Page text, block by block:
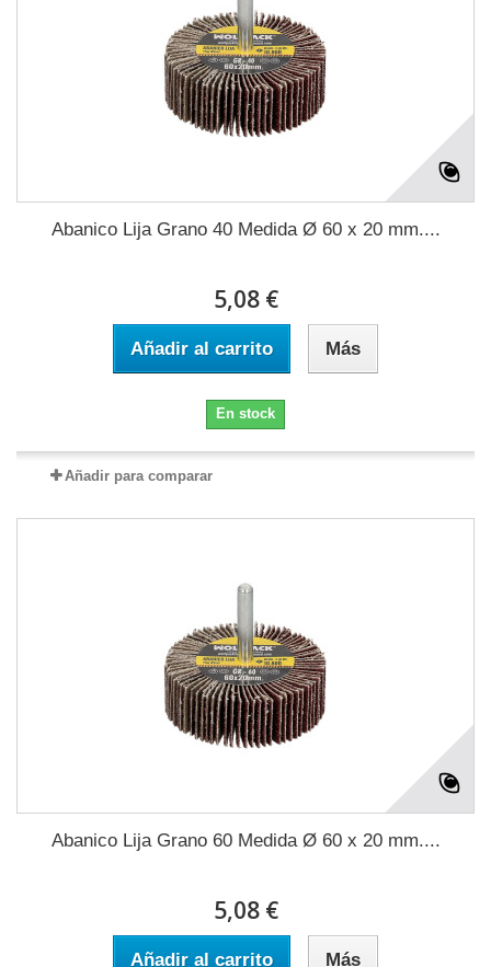
Abanico Lija Grano 40 Medida Ø 60 x 20 mm....
5,08 €
Añadir al carrito Más
En stock
Añadir para comparar
Abanico Lija Grano 60 Medida Ø 60 x 20 mm....
5,08 €
Añadir al carrito Más